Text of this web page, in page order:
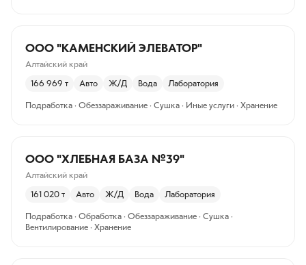
ООО "КАМЕНСКИЙ ЭЛЕВАТОР"
Алтайский край
166 969 т Авто Ж/Д Вода Лаборатория
Подработка · Обеззараживание · Сушка · Иные услуги · Хранение
ООО "ХЛЕБНАЯ БАЗА №39"
Алтайский край
161 020 т Авто Ж/Д Вода Лаборатория
Подработка · Обработка · Обеззараживание · Сушка ·
Вентилирование · Хранение